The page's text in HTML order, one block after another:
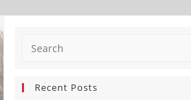
Recent Posts